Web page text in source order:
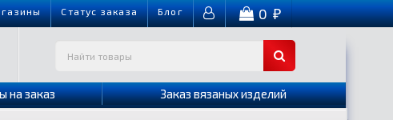
Cтатус заказа Блог 0₽
на заказ Заказ вязаных изделий